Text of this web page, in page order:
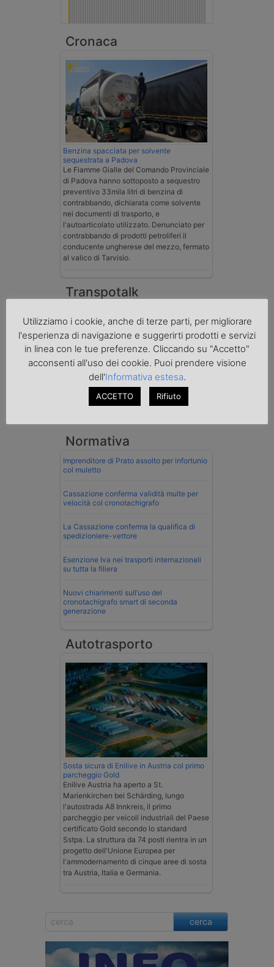
Cronaca
Benzina spacciata per solvente
sequestrata a Padova
Le Fiamme Gialle del Comando Provinciale
di Padova hanno sottoposto a sequestro
preventivo 33mila litri di benzina di
contrabbando, dichiarata come solvente
nei documenti di trasporto, e
l'autoarticolato utilizzato. Denunciato per
contrabbando di prodotti petroliferi il
conducente ungherese del mezzo, fermato
al valico di Tarvisio.
Transpotalk
Normativa
Imprenditore di Prato assolto per infortunio
col muletto
Cassazione conferma validità multe per
velocità col cronotachigrafo
La Cassazione conferma la qualifica di
spedizioniere-vettore
Esenzione Iva nei trasporti internazionali
su tutta la filiera
Nuovi chiarimenti sull’uso del
cronotachigrafo smart di seconda
generazione
Autotrasporto
Sosta sicura di Enilive in Austria col primo
parcheggio Gold
Enilive Austria ha aperto a St.
Marienkirchen bei Schärding, lungo
l'autostrada A8 Innkreis, il primo
parcheggio per veicoli industriali del Paese
certificato Gold secondo lo standard
Sstpa. La struttura da 74 posti rientra in un
progetto dell'Unione Europea per
l'ammodernamento di cinque aree di sosta
tra Austria, Italia e Germania.
cerca
Utilizziamo i cookie, anche di terze parti, per migliorare
l'esperienza di navigazione e suggerirti prodotti e servizi
in linea con le tue preferenze. Cliccando su "Accetto"
acconsenti all'uso dei cookie. Puoi prendere visione
dell'Informativa estesa.
ACCETTO Rifiuto